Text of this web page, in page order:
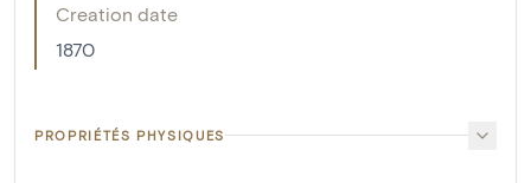
Creation date
1870
PROPRIÉTÉS PHYSIQUES